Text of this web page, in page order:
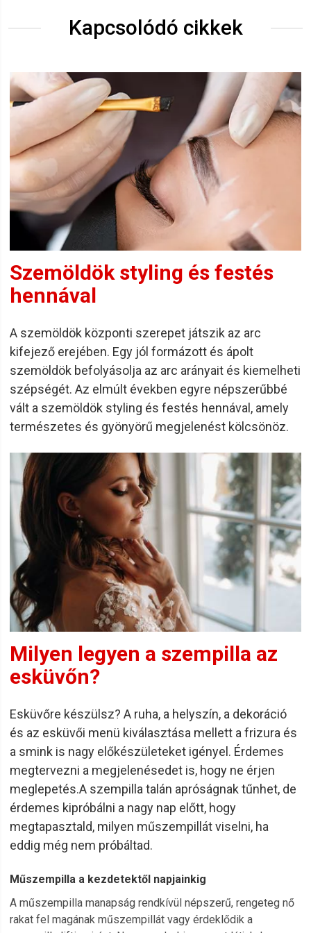
Kapcsolódó cikkek
Szemöldök styling és festés
hennával
A szemöldök központi szerepet játszik az arc
kifejező erejében. Egy jól formázott és ápolt
szemöldök befolyásolja az arc arányait és kiemelheti
szépségét. Az elmúlt években egyre népszerűbbé
vált a szemöldök styling és festés hennával, amely
természetes és gyönyörű megjelenést kölcsönöz.
Milyen legyen a szempilla az
esküvőn?
Esküvőre készülsz? A ruha, a helyszín, a dekoráció
és az esküvői menü kiválasztása mellett a frizura és
a smink is nagy előkészületeket igényel. Érdemes
megtervezni a megjelenésedet is, hogy ne érjen
meglepetés.A szempilla talán apróságnak tűnhet, de
érdemes kipróbálni a nagy nap előtt, hogy
megtapasztald, milyen műszempillát viselni, ha
eddig még nem próbáltad.
Műszempilla a kezdetektől napjainkig
A műszempilla manapság rendkívül népszerű, rengeteg nő
rakat fel magának műszempillát vagy érdeklődik a